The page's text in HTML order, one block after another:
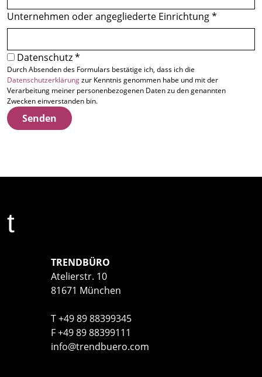
Unternehmen oder angegliederte Einrichtung
Datenschutz
Durch Absenden des Formulars bestätige ich, dass ich die
Datenschutzerklärungzur Kenntnis genommen habe und mit der
Verarbeitung meiner personenbezogenen Daten zu den genannten
Zwecken einverstanden bin.
Senden
t
TRENDBÜRO
Atelierstr. 10
81671 München
T+49 89 88399345
F+49 89 88399111
info@trendbuero.com